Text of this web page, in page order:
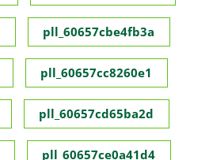
pll_60657cbe4fb3a
pll_60657cc8260e1
pll_60657cd65ba2d
pll_60657ce0a41d4